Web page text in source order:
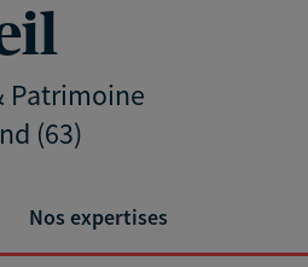
Patrimoine
(63)
Nos expertises